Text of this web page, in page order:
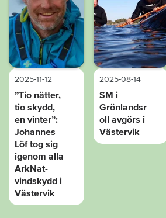
2025-11-12
”Tio nätter,
tio skydd,
en vinter”:
Johannes
Löf tog sig
igenom alla
ArkNat-
vindskydd i
Västervik
2025-08-14
SM i
Grönlandsr
oll avgörs i
Västervik